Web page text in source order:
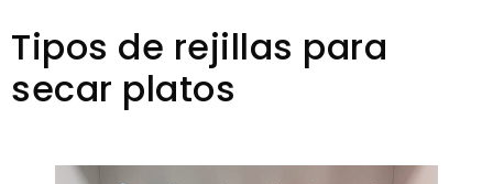
Tipos de rejillas para
secar platos